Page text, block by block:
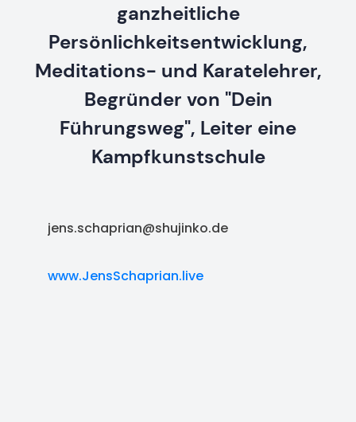
ganzheitliche
Persönlichkeitsentwicklung,
Meditations- und Karatelehrer,
Begründer von "Dein
Führungsweg", Leiter eine
Kampfkunstschule
jens.schaprian@shujinko.de
www.JensSchaprian.live